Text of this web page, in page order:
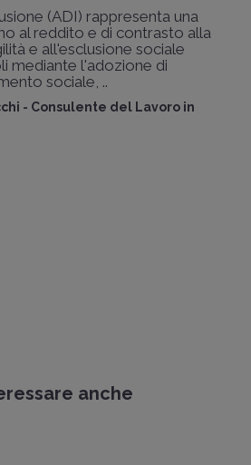
(ADI) rappresenta una
al reddito e di contrasto alla
e all'esclusione sociale
mediante l'adozione di
sociale, ..
- Consulente del Lavoro in
anche